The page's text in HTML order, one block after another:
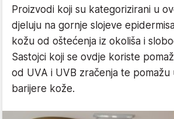
Proizvodi koji su kategorizirani u
djeluju na gornje slojeve
kožu od oštećenja iz okoliša i
Sastojci koji se ovdje koriste
od UVA i UVB zračenja te pomažu
barijere kože.